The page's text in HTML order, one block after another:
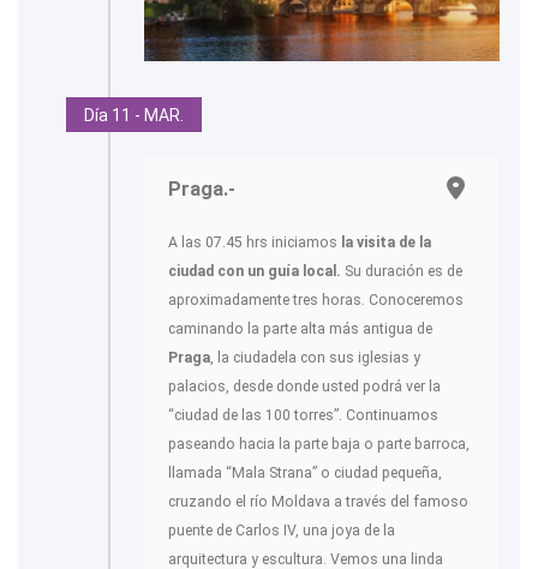
Día 11 - MAR.
Praga.-
A las 07.45 hrs iniciamos la visita de la
ciudad con un guía local. Su duración es de
aproximadamente tres horas. Conoceremos
caminando la parte alta más antigua de
Praga , la ciudadela con sus iglesias y
palacios, desde donde usted podrá ver la
“ciudad de las 100 torres”. Continuamos
paseando hacia la parte baja o parte barroca,
llamada “Mala Strana” o ciudad pequeña,
cruzando el río Moldava a través del famoso
puente de Carlos IV, una joya de la
arquitectura y escultura. Vemos una linda